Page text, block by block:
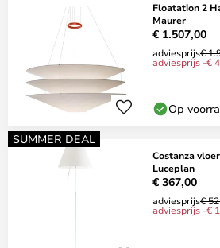
Floatation 2
Maurer
€ 1.507,00
adviesprijs€
adviesprijs -€
Op
SUMMER DEAL
Costanza
Luceplan
€ 367,00
adviesprijs€
adviesprijs -€